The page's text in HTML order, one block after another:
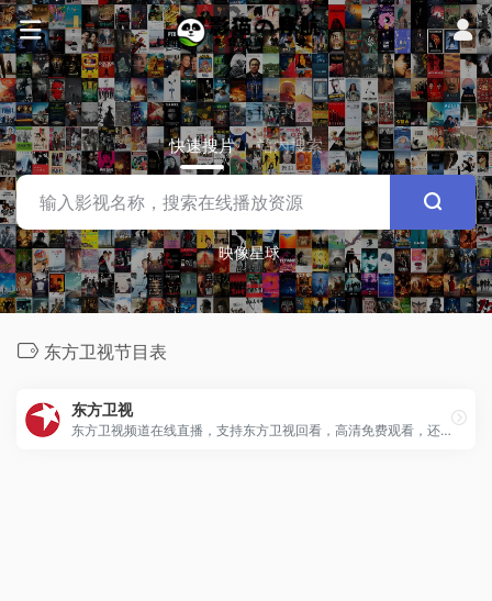
快速搜片 站内搜索
映像星球
东方卫视节目表
东方卫视
东方卫视频道在线直播，支持东方卫视回看，高清免费观看，还有最新最全的东方卫视节目表。